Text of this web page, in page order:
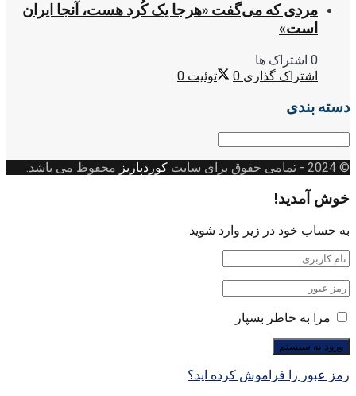
مردی که می‌گفت «هرجا یک کُرد هست، آنجا ایران
است»
0 اشتراک ها
اشتراک گذاری 0 توئیت 0
دسته بندی
© 2024
- تمامی حقوق برای سایت کوردپاریز محفوظ می باشد.
خوش آمدید!
به حساب خود در زیر وارد شوید
مرا به خاطر بسپار
رمز عبور را فراموش کرده اید؟